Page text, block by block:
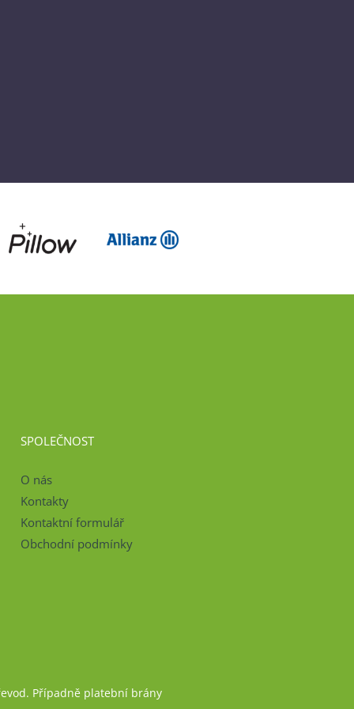
SPOLEČNOST
O nás
Kontakty
Kontaktní formulář
Obchodní podmínky
Případně platební brány